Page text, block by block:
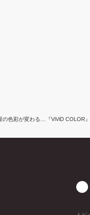
色彩が変わる…『ViViD